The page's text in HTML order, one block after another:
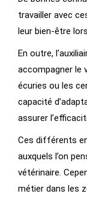
travailler avec
leur bien-être
En outre,
accompagner le
écuries ou les
capacité
assurer
Ces différents
auxquels l’on
vétérinaire.
métier dans les